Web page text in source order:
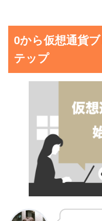
0から仮想通貨
テップ